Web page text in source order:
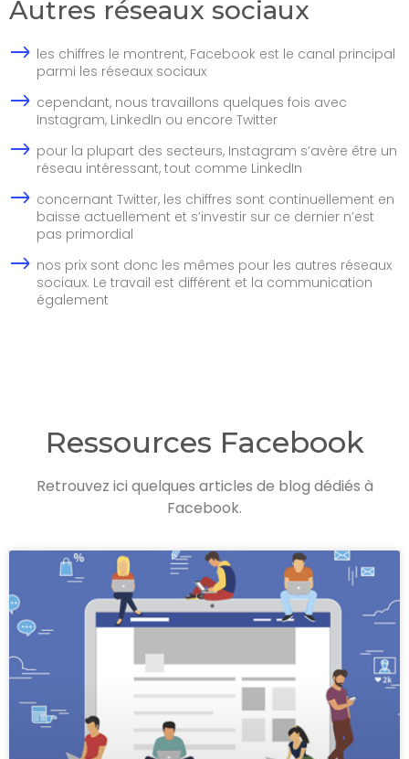
Autres réseaux sociaux
les chiffres le montrent, Facebook est le canal principal
parmi les réseaux sociaux
cependant, nous travaillons quelques fois avec
Instagram, LinkedIn ou encore Twitter
pour la plupart des secteurs, Instagram s’avère être un
réseau intéressant, tout comme LinkedIn
concernant Twitter, les chiffres sont continuellement en
baisse actuellement et s’investir sur ce dernier n’est
pas primordial
nos prix sont donc les mêmes pour les autres réseaux
sociaux. Le travail est différent et la communication
également
Ressources Facebook
Retrouvez ici quelques articles de blog dédiés à
Facebook.